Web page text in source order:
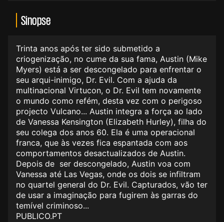
Sinopse
Trinta anos após ter sido submetido a
criogenização, no cume da sua fama, Austin (Mike
Myers) está a ser descongelado para enfrentar o
seu arqui-inimigo, Dr. Evil. Com a ajuda da
multinacional Virtucon, o Dr. Evil tem novamente
o mundo como refém, desta vez com o perigoso
projecto Vulcano... Austin integra a força ao lado
de Vanessa Kensington (Elizabeth Hurley), filha do
seu colega dos anos 60. Ela é uma operacional
franca, que às vezes fica espantada com aos
comportamentos desactualizados de Austin.
Depois de ser descongelado, Austin voa com
Vanessa até Las Vegas, onde os dois se infiltram
no quartel general do Dr. Evil. Capturados, vão ter
de usar a imaginação para fugirem às garras do
temível criminoso...
PUBLICO.PT